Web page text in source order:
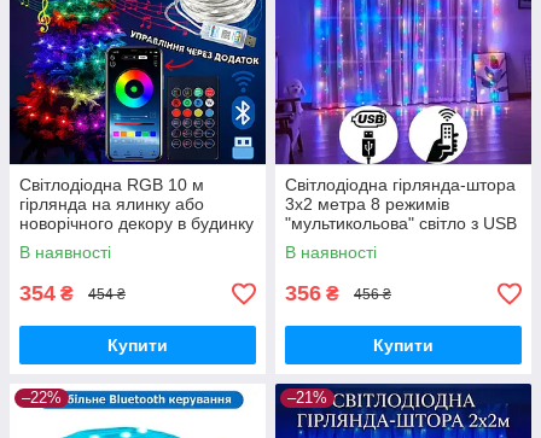
Світлодіодна RGB 10 м
гірлянда на ялинку або
новорічного декору в будинку
або на вулицю
водонепроникна IP65 з
керуванням SMART
В наявності
354 ₴ 454 ₴
Купити
Світлодіодна гірлянда-штора
3х2 метра 8 режимів
"мультикольова" світло з USB
і пультом ДК
В наявності
356 ₴ 456 ₴
Купити
–22% –21%